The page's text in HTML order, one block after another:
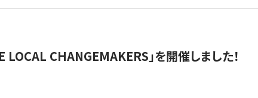
CHANGEMAKERS」を開催しました！